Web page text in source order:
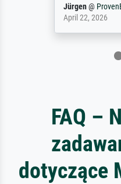
Jürgen@
April 22, 2026
FAQ –
dotyczące